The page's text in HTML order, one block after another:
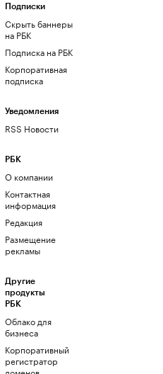
Подписки
Скрыть баннеры
на РБК
Подписка на РБК
Корпоративная
подписка
Уведомления
RSS Новости
РБК
О компании
Контактная
информация
Редакция
Размещение
рекламы
Другие
продукты
РБК
Облако для
бизнеса
Корпоративный
регистратор